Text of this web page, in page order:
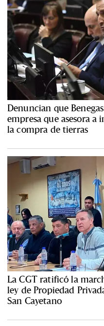
Denuncian que
empresa que asesora a
la compra de tierras
La CGT ratificó la
ley de Propiedad
San Cayetano